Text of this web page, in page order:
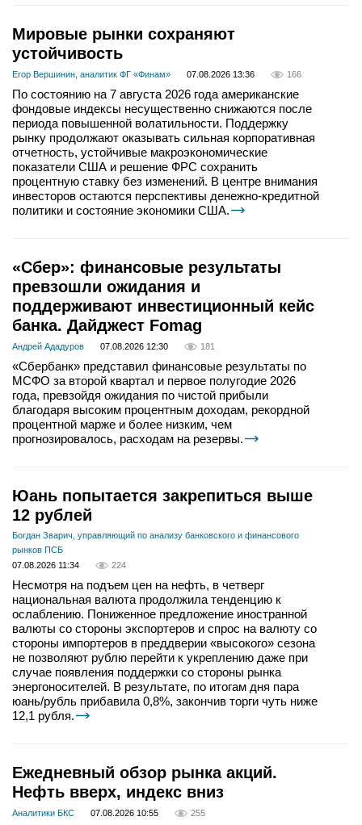
Мировые рынки сохраняют
устойчивость
Егор Вершинин, аналитик ФГ «Финам» 07.08.2026 13:36 166
По состоянию на 7 августа 2026 года американские
фондовые индексы несущественно снижаются после
периода повышенной волатильности. Поддержку
рынку продолжают оказывать сильная корпоративная
отчетность, устойчивые макроэкономические
показатели США и решение ФРС сохранить
процентную ставку без изменений. В центре внимания
инвесторов остаются перспективы денежно-кредитной
политики и состояние экономики США.
«Сбер»: финансовые результаты
превзошли ожидания и
поддерживают инвестиционный кейс
банка. Дайджест Fomag
Андрей Ададуров 07.08.2026 12:30 181
«Сбербанк» представил финансовые результаты по
МСФО за второй квартал и первое полугодие 2026
года, превзойдя ожидания по чистой прибыли
благодаря высоким процентным доходам, рекордной
процентной марже и более низким, чем
прогнозировалось, расходам на резервы.
Юань попытается закрепиться выше
12 рублей
Богдан Зварич, управляющий по анализу банковского и финансового
рынков ПСБ
07.08.2026 11:34
224
Несмотря на подъем цен на нефть, в четверг
национальная валюта продолжила тенденцию к
ослаблению. Пониженное предложение иностранной
валюты со стороны экспортеров и спрос на валюту со
стороны импортеров в преддверии «высокого» сезона
не позволяют рублю перейти к укреплению даже при
случае появления поддержки со стороны рынка
энергоносителей. В результате, по итогам дня пара
юань/рубль прибавила 0,8%, закончив торги чуть ниже
12,1 рубля.
Ежедневный обзор рынка акций.
Нефть вверх, индекс вниз
Аналитики БКС 07.08.2026 10:55 255